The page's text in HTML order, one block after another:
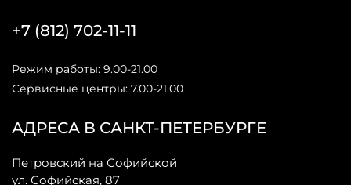
АДРЕСА В САНКТ-ПЕТЕРБУРГЕ
Петровский на Софийской
ул. Софийская, 87
+7 (812) 702-11-11
Режим работы: 9.00-21.00
Сервисные центры: 7.00-21.00